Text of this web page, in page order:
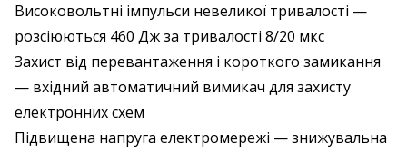
Високовольтні імпульси невеликої тривалості —
розсіюються 460 Дж за тривалості 8/20 мкс
Захист від перевантаження і короткого замикання
— вхідний автоматичний вимикач для захисту
електронних схем
Підвищена напруга електромережі — знижувальна